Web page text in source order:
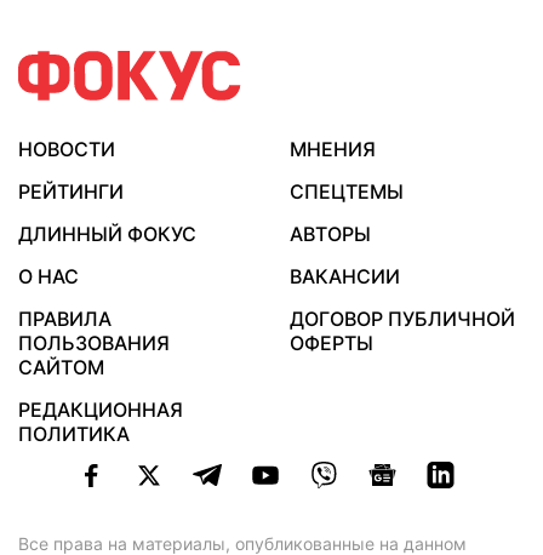
НОВОСТИ
МНЕНИЯ
РЕЙТИНГИ
СПЕЦТЕМЫ
ДЛИННЫЙ ФОКУС
АВТОРЫ
О НАС
ВАКАНСИИ
ПРАВИЛА
ПОЛЬЗОВАНИЯ
САЙТОМ
ДОГОВОР ПУБЛИЧНОЙ
ОФЕРТЫ
РЕДАКЦИОННАЯ
ПОЛИТИКА
Все права на материалы, опубликованные на данном